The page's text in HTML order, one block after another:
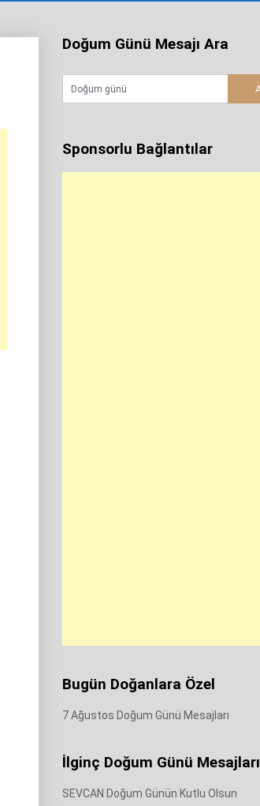
Doğum Günü Mesajı Ara
Sponsorlu Bağlantılar
Bugün Doğanlara Özel
7 Ağustos Doğum Günü Mesajları
İlginç Doğum Günü Mesajları
SEVCAN Doğum Günün Kutlu Olsun